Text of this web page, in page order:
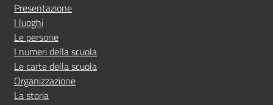
Presentazione
I luoghi
Le persone
I numeri della scuola
Le carte della scuola
Organizzazione
La storia